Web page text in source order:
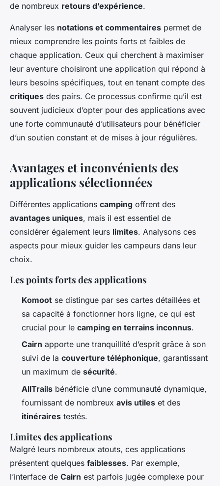
de nombreux retours d’expérience.
Analyser les notations et commentaires permet de
mieux comprendre les points forts et faibles de
chaque application. Ceux qui cherchent à maximiser
leur aventure choisiront une application qui répond à
leurs besoins spécifiques, tout en tenant compte des
critiques des pairs. Ce processus confirme qu’il est
souvent judicieux d’opter pour des applications avec
une forte communauté d’utilisateurs pour bénéficier
d’un soutien constant et de mises à jour régulières.
Avantages et inconvénients des
applications sélectionnées
Différentes applications camping offrent des
avantages uniques, mais il est essentiel de
considérer également leurs limites. Analysons ces
aspects pour mieux guider les campeurs dans leur
choix.
Les points forts des applications
Komoot se distingue par ses cartes détaillées et
sa capacité à fonctionner hors ligne, ce qui est
crucial pour le camping en terrains inconnus.
Cairn apporte une tranquillité d’esprit grâce à son
suivi de la couverture téléphonique, garantissant
un maximum de sécurité.
AllTrails bénéficie d’une communauté dynamique,
fournissant de nombreux avis utiles et des
itinéraires testés.
Limites des applications
Malgré leurs nombreux atouts, ces applications
présentent quelques faiblesses. Par exemple,
l’interface de Cairn est parfois jugée complexe pour